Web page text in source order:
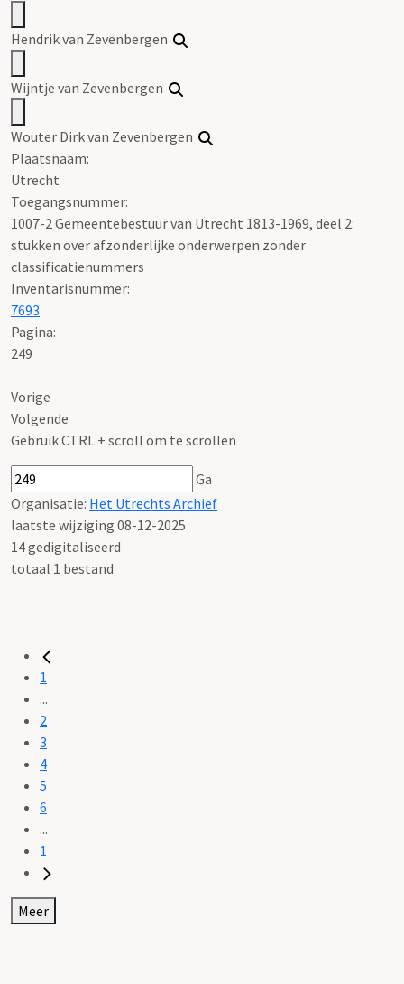
Hendrik van Zevenbergen
Wijntje van Zevenbergen
Wouter Dirk van Zevenbergen
Plaatsnaam:
Utrecht
Toegangsnummer:
1007-2 Gemeentebestuur van Utrecht 1813-1969, deel 2:
stukken over afzonderlijke onderwerpen zonder
classificatienummers
Inventarisnummer:
7693
Pagina:
249
Vorige
Volgende
Gebruik CTRL + scroll om te scrollen
Ga
Organisatie: Het Utrechts Archief
laatste wijziging 08-12-2025
14 gedigitaliseerd
totaal 1 bestand
1
...
2
3
4
5
6
...
1
Meer